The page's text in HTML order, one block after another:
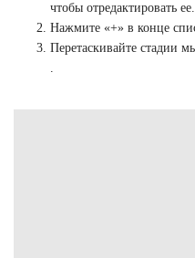
чтобы отредактировать ее.
Нажмите «+» в конце
Перетаскивайте стадии
.